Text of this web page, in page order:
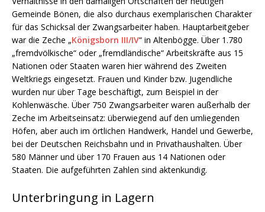
Gemeinde Bönen, die also durchaus exemplarischen Charakter
für das Schicksal der Zwangsarbeiter haben. Hauptarbeitgeber
war die Zeche „Königsborn III/IV“ in Altenbögge. Über 1.780
„fremdvölkische“ oder „fremdländische“ Arbeitskräfte aus 15
Nationen oder Staaten waren hier während des Zweiten
Weltkriegs eingesetzt. Frauen und Kinder bzw. Jugendliche
wurden nur über Tage beschäftigt, zum Beispiel in der
Kohlenwäsche. Über 750 Zwangsarbeiter waren außerhalb der
Zeche im Arbeitseinsatz: überwiegend auf den umliegenden
Höfen, aber auch im örtlichen Handwerk, Handel und Gewerbe,
bei der Deutschen Reichsbahn und in Privathaushalten. Über
580 Männer und über 170 Frauen aus 14 Nationen oder
Staaten. Die aufgeführten Zahlen sind aktenkundig.
Unterbringung in Lagern